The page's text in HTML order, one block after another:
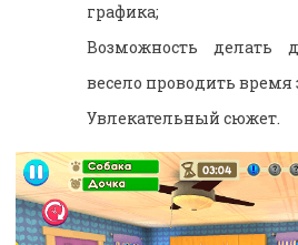
графика;
Возможность делать
весело проводить время
Увлекательный сюжет.